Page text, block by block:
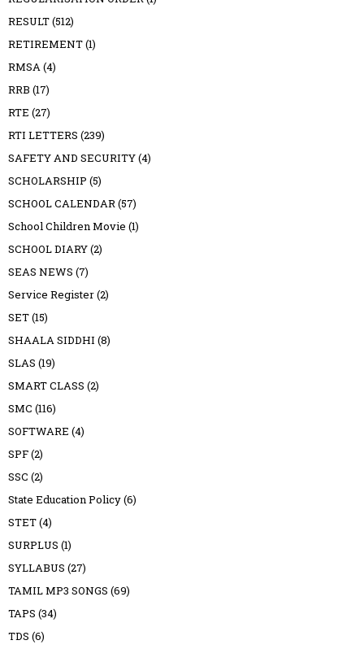
RESULT(512)
RETIREMENT(1)
RMSA(4)
RRB (17)
RTE (27)
RTI LETTERS (239)
SAFETY AND SECURITY(4)
SCHOLARSHIP (5)
SCHOOL CALENDAR(57)
School Children Movie (1)
SCHOOL DIARY(2)
SEAS NEWS (7)
Service Register(2)
SET(15)
SHAALA SIDDHI (8)
SLAS (19)
SMART CLASS (2)
SMC (116)
SOFTWARE (4)
SPF(2)
SSC (2)
State Education Policy(6)
STET(4)
SURPLUS (1)
SYLLABUS (27)
TAMIL MP3 SONGS (69)
TAPS (34)
TDS (6)